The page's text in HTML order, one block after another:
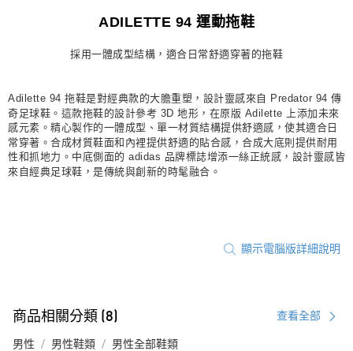
ADILETTE 94 運動拖鞋
採用一體成型結構，適合日常舒適穿著的拖鞋
Adilette 94 拖鞋是對經典款的大膽重塑，設計靈感來自 Predator 94 傳
奇足球鞋。這款拖鞋的設計參考 3D 地形，在原版 Adilette 上添加未來
感元素。精心製作的一體成型、單一材質結構提供舒適感，使其適合日
常穿著。合成材質鞋面和內裡提供舒適的貼合感，合成大底則提供耐用
性和抓地力。中底側面的 adidas 品牌標誌增添一絲正統感，設計靈感皆
來自經典足球鞋，是傳統與創新的時髦融合。
顯示電腦版詳細說明
商品相關分類 (8) 查看全部
男性 男性鞋類 男性全部鞋類